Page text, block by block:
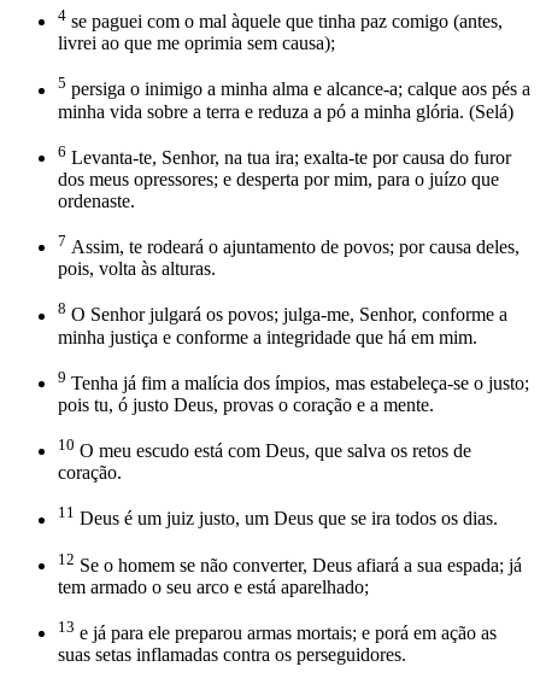
4 se paguei com o mal àquele que tinha paz comigo (antes,
livrei ao que me oprimia sem causa);
5 persiga o inimigo a minha alma e alcance-a; calque aos pés a
minha vida sobre a terra e reduza a pó a minha glória. (Selá)
6 Levanta-te, Senhor, na tua ira; exalta-te por causa do furor
dos meus opressores; e desperta por mim, para o juízo que
ordenaste.
7 Assim, te rodeará o ajuntamento de povos; por causa deles,
pois, volta às alturas.
8 O Senhor julgará os povos; julga-me, Senhor, conforme a
minha justiça e conforme a integridade que há em mim.
9 Tenha já fim a malícia dos ímpios, mas estabeleça-se o justo;
pois tu, ó justo Deus, provas o coração e a mente.
10 O meu escudo está com Deus, que salva os retos de
coração.
11 Deus é um juiz justo, um Deus que se ira todos os dias.
12 Se o homem se não converter, Deus afiará a sua espada; já
tem armado o seu arco e está aparelhado;
13 e já para ele preparou armas mortais; e porá em ação as
suas setas inflamadas contra os perseguidores.